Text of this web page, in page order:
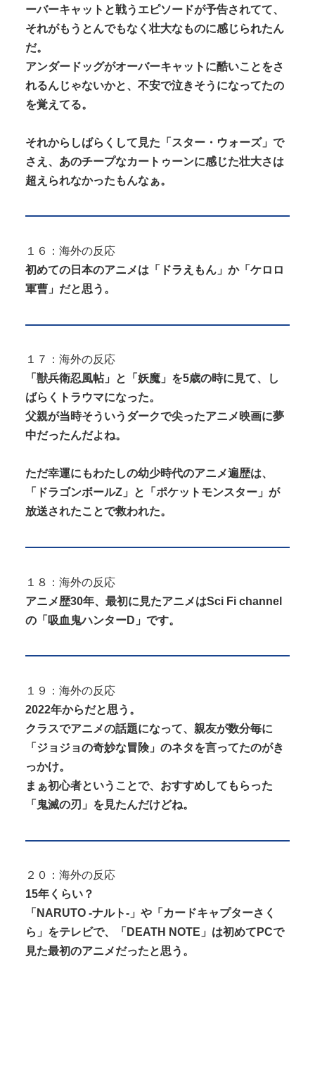
ーバーキャットと戦うエピソードが予告されてて、
それがもうとんでもなく壮大なものに感じられたん
だ。
アンダードッグがオーバーキャットに酷いことをさ
れるんじゃないかと、不安で泣きそうになってたの
を覚えてる。
それからしばらくして見た「スター・ウォーズ」で
さえ、あのチープなカートゥーンに感じた壮大さは
超えられなかったもんなぁ。
１６：海外の反応
初めての日本のアニメは「ドラえもん」か「ケロロ
軍曹」だと思う。
１７：海外の反応
「獣兵衛忍風帖」と「妖魔」を5歳の時に見て、し
ばらくトラウマになった。
父親が当時そういうダークで尖ったアニメ映画に夢
中だったんだよね。
ただ幸運にもわたしの幼少時代のアニメ遍歴は、
「ドラゴンボールZ」と「ポケットモンスター」が
放送されたことで救われた。
１８：海外の反応
アニメ歴30年、最初に見たアニメはSci Fi channel
の「吸血鬼ハンターD」です。
１９：海外の反応
2022年からだと思う。
クラスでアニメの話題になって、親友が数分毎に
「ジョジョの奇妙な冒険」のネタを言ってたのがき
っかけ。
まぁ初心者ということで、おすすめしてもらった
「鬼滅の刃」を見たんだけどね。
２０：海外の反応
15年くらい？
「NARUTO -ナルト-」や「カードキャプターさく
ら」をテレビで、「DEATH NOTE」は初めてPCで
見た最初のアニメだったと思う。